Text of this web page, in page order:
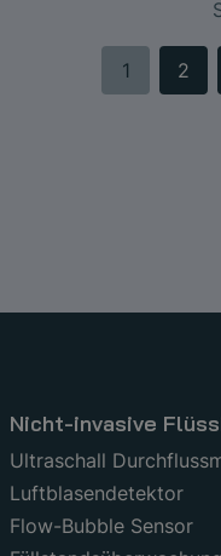
1 2
Nicht-invasive
Ultraschall
Luftblasendetektor
Flow-Bubble Sensor